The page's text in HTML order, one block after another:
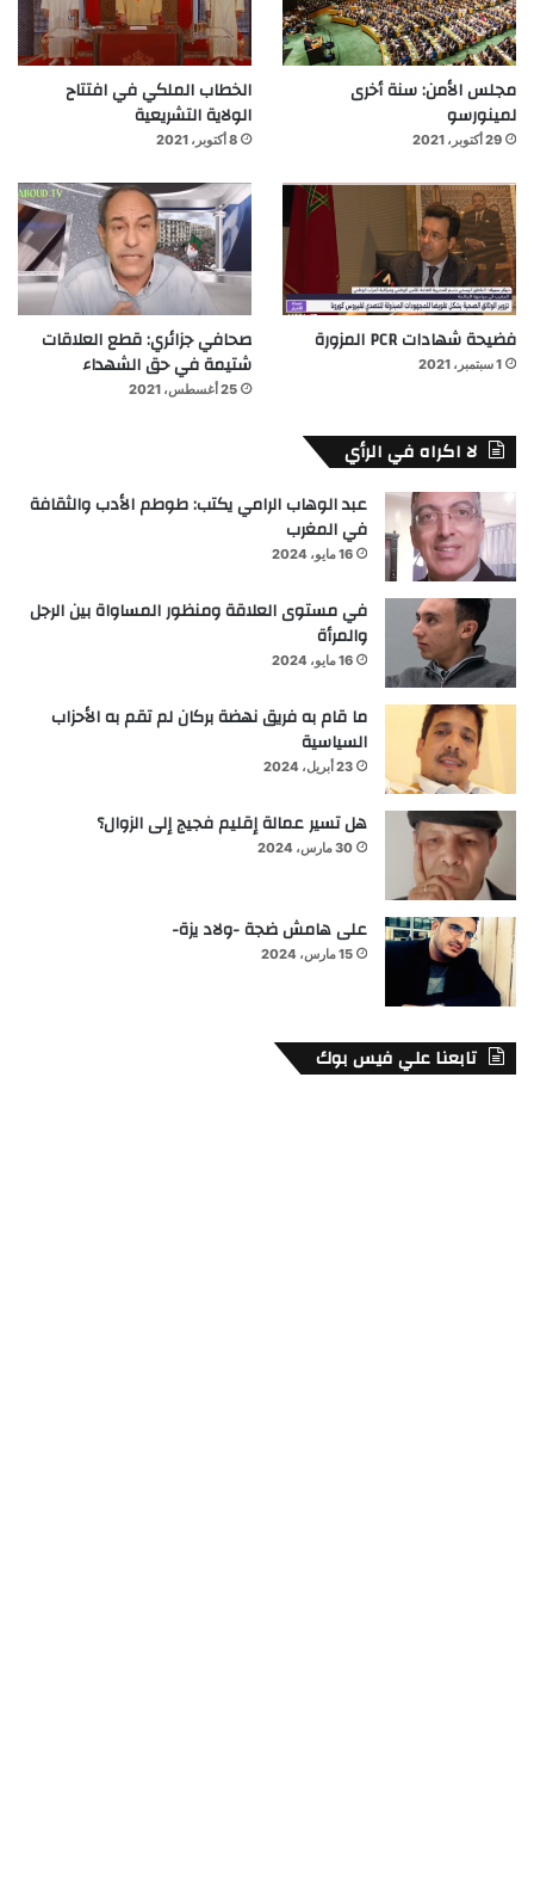
مجلس الأمن: سنة أخرى
لمينورسو
29 أكتوبر، 2021
الخطاب الملكي في افتتاح
الولاية التشريعية
8 أكتوبر، 2021
فضيحة شهادات PCR المزورة
1 سبتمبر، 2021
صحافي جزائري: قطع العلاقات
شتيمة في حق الشهداء
25 أغسطس، 2021
لا اكراه في الرأي
عبد الوهاب الرامي يكتب: طوطم الأدب والثقافة
في المغرب
16 مايو، 2024
في مستوى العلاقة ومنظور المساواة بين الرجل
والمرأة
16 مايو، 2024
ما قام به فريق نهضة بركان لم تقم به الأحزاب
السياسية
23 أبريل، 2024
هل تسير عمالة إقليم فجيج إلى الزوال؟
30 مارس، 2024
على هامش ضجة -ولاد يزة-
15 مارس، 2024
تابعنا علي فيس بوك